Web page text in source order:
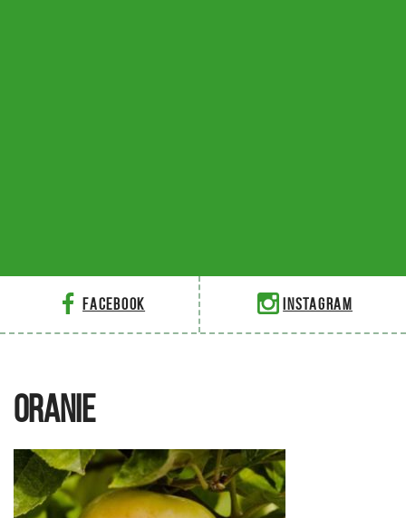
Facebook Instagram
ORANIE